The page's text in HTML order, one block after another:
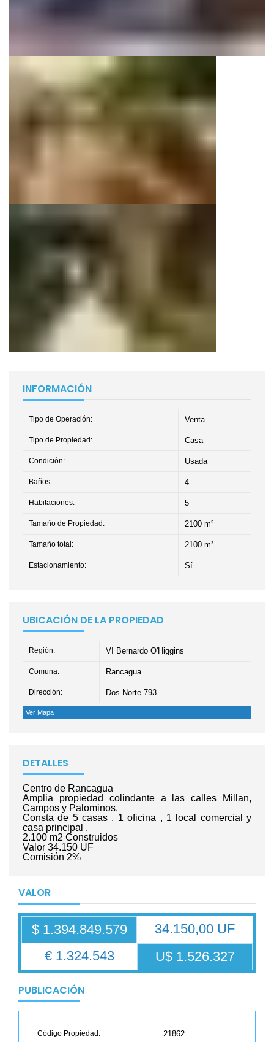
INFORMACIÓN
Tipo de Operación: Venta
Tipo de Propiedad: Casa
Condición: Usada
Baños: 4
Habitaciones: 5
Tamaño de Propiedad: 2100 m²
Tamaño total: 2100 m²
Estacionamiento: Sí
UBICACIÓN DE LA PROPIEDAD
Región: VI Bernardo O'Higgins
Comuna: Rancagua
Dirección: Dos Norte 793
Ver Mapa
DETALLES
Centro de Rancagua
Amplia propiedad colindante a las calles Millan,
Campos y Palominos.
Consta de 5 casas , 1 oficina , 1 local comercial y
casa principal .
2.100 m2 Construidos
Valor 34.150 UF
Comisión 2%
VALOR
$ 1.394.849.579
34.150,00 UF
€ 1.324.543
U$ 1.526.327
PUBLICACIÓN
Código Propiedad: 21862